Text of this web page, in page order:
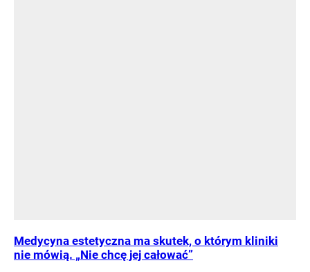
Medycyna estetyczna ma skutek, o którym kliniki
nie mówią. „Nie chcę jej całować”